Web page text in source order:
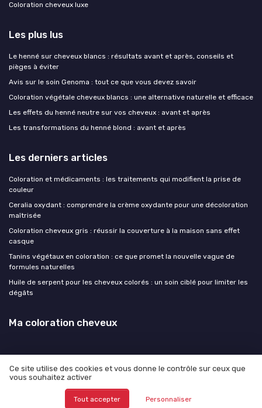
Coloration cheveux luxe
Les plus lus
Le henné sur cheveux blancs : résultats avant et après, conseils et
pièges à éviter
Avis sur le soin Genoma : tout ce que vous devez savoir
Coloration végétale cheveux blancs : une alternative naturelle et efficace
Les effets du henné neutre sur vos cheveux : avant et après
Les transformations du henné blond : avant et après
Les derniers articles
Coloration et médicaments : les traitements qui modifient la prise de
couleur
Ceralia oxydant : comprendre la crème oxydante pour une décoloration
maîtrisée
Coloration cheveux gris : réussir la couverture à la maison sans effet
casque
Tanins végétaux en coloration : ce que promet la nouvelle vague de
formules naturelles
Huile de serpent pour les cheveux colorés : un soin ciblé pour limiter les
dégâts
Ma coloration cheveux
Mentions légales
© Ma coloration cheveux 2026
Ce site utilise des cookies et vous donne le contrôle sur ceux que
vous souhaitez activer
Tout accepter Personnaliser